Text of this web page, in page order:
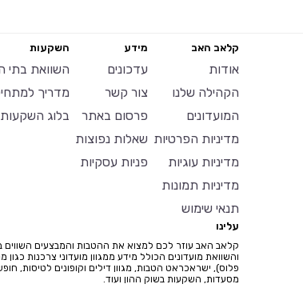
קלאב האב
אודות
הקהילה שלנו
המועדונים
מדיניות הפרטיות
מדיניות עוגיות
מדיניות תמונות
תנאי שימוש
מידע
עדכונים
צור קשר
פרסום באתר
שאלות נפוצות
פניות עסקיות
השקעות
השוואת בתי
מדריך
בלוג השקעות
עלינו
קלאב האב עוזר לכם למצוא את ההטבות והמבצעים השווים
והשוואת מועדונים הכולל מידע ממגוון מועדוני צרכנות
פלוס), ישראכראט הטבות, מגוון דילים וקופונים לטיסות,
מסעדות, השקעות בשוק ההון ועוד.